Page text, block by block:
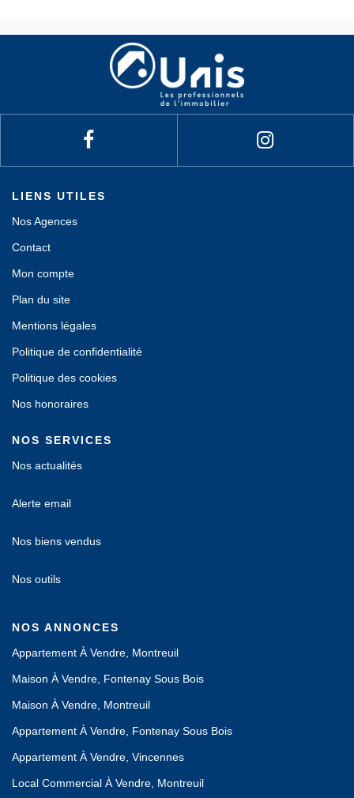
LIENS UTILES
Nos Agences
Contact
Mon compte
Plan du site
Mentions légales
Politique de confidentialité
Politique des cookies
Nos honoraires
NOS SERVICES
Nos actualités
Alerte email
Nos biens vendus
Nos outils
NOS ANNONCES
Appartement À Vendre, Montreuil
Maison À Vendre, Fontenay Sous Bois
Maison À Vendre, Montreuil
Appartement À Vendre, Fontenay Sous Bois
Appartement À Vendre, Vincennes
Local Commercial À Vendre, Montreuil